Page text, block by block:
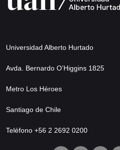
Universidad Alberto Hurtado
Avda. Bernardo O’Higgins 1825
Metro Los Héroes
Santiago de Chile
Teléfono +56 2 2692 0200